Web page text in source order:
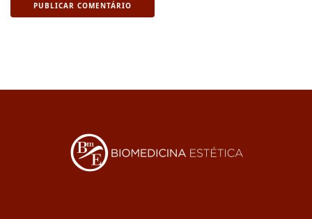
PUBLICAR COMENTÁRIO